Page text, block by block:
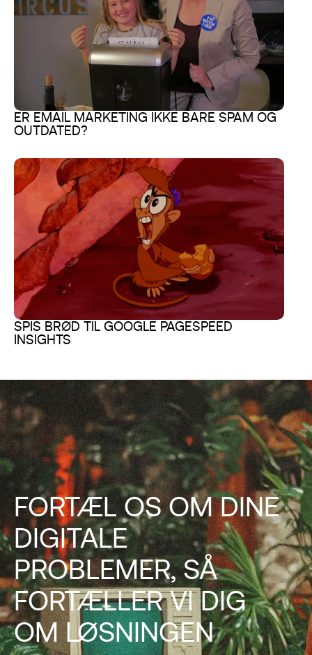
ER EMAIL MARKETING IKKE BARE SPAM OG
OUTDATED?
SPIS BRØD TIL GOOGLE PAGESPEED
INSIGHTS
FORTÆL OS OM DINE
DIGITALE
PROBLEMER, SÅ
FORTÆLLER VI DIG
OM LØSNINGEN